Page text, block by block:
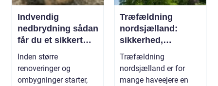
Indvendig
nedbrydning sådan
får du et sikkert
udgangspunkt for
ombygning
Inden større
renoveringer og
ombygninger starter,
Træfældning
nordsjælland:
sikkerhed,
planlægning og
professionel hjælp
Træfældning
nordsjælland er for
mange haveejere en